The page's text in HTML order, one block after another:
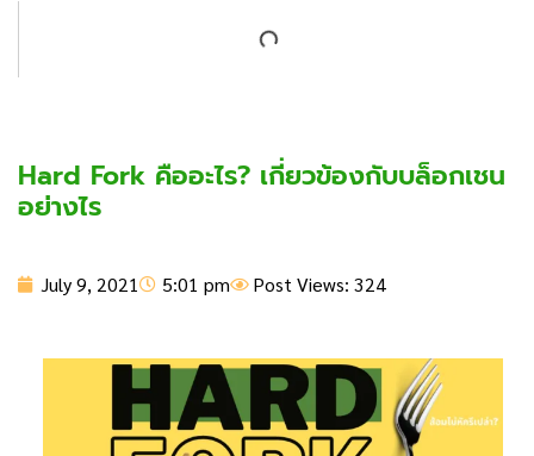
Hard Fork คืออะไร? เกี่ยวข้องกับบล็อกเชน
อย่างไร
July 9, 2021 5:01 pm Post Views: 324